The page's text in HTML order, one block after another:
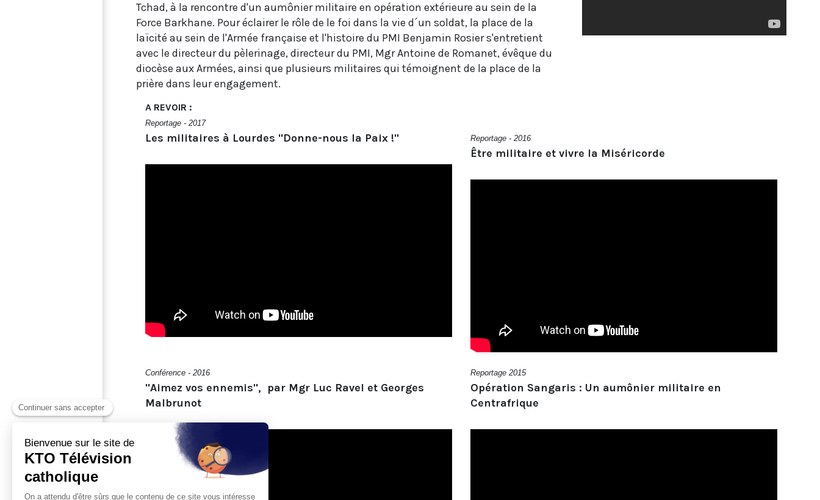
Tchad, à la rencontre d'un aumônier militaire en opération extérieure au sein de la
Force Barkhane. Pour éclairer le rôle de le foi dans la vie d´un soldat, la place de la
laïcité au sein de l'Armée française et l'histoire du PMI Benjamin Rosier s'entretient
avec le directeur du pèlerinage, directeur du PMI, Mgr Antoine de Romanet, évêque du
diocèse aux Armées, ainsi que plusieurs militaires qui témoignent de la place de la
prière dans leur engagement.
A REVOIR :
Reportage - 2017
Les militaires à Lourdes "Donne-nous la Paix !" Reportage - 2016
Être militaire et vivre la Miséricorde
Conférence - 2016
"Aimez vos ennemis", par Mgr Luc Ravel et Georges
Malbrunot
Reportage 2015
Opération Sangaris : Un aumônier militaire en
Centrafrique